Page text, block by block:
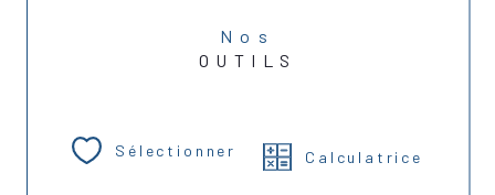
Nos
OUTILS
Sélectionner Calculatrice